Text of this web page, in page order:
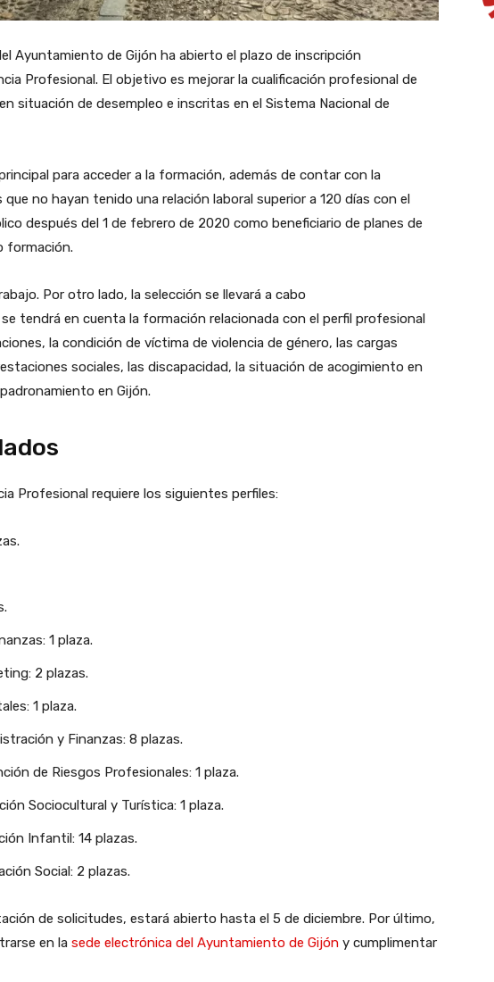
Ayuntamiento de Gijón ha abierto el plazo de inscripción
Profesional. El objetivo es mejorar la cualificación profesional de
situación de desempleo e inscritas en el Sistema Nacional de
para acceder a la formación, además de contar con la
no hayan tenido una relación laboral superior a 120 días con el
después del 1 de febrero de 2020 como beneficiario de planes de
formación.
Por otro lado, la selección se llevará a cabo
tendrá en cuenta la formación relacionada con el perfil profesional
la condición de víctima de violencia de género, las cargas
sociales, las discapacidad, la situación de acogimiento en
en Gijón.
Profesional requiere los siguientes perfiles:
1 plaza.
2 plazas.
1 plaza.
y Finanzas: 8 plazas.
de Riesgos Profesionales: 1 plaza.
Sociocultural y Turística: 1 plaza.
Infantil: 14 plazas.
Social: 2 plazas.
de solicitudes, estará abierto hasta el 5 de diciembre. Por último,
en la sede electrónica del Ayuntamiento de Gijón y cumplimentar